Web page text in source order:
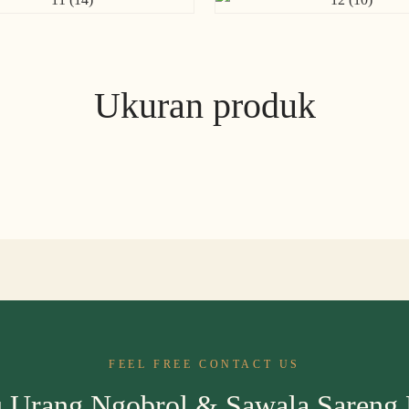
Ukuran produk
FEEL FREE CONTACT US